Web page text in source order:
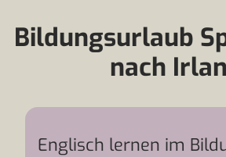
Bildungsurlaub
nach
Englisch lernen im